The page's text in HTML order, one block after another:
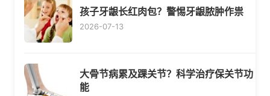
孩子牙龈长红肉包？警惕牙龈脓肿作祟
2026-07-13
大骨节病累及踝关节？科学治疗保关节功
能